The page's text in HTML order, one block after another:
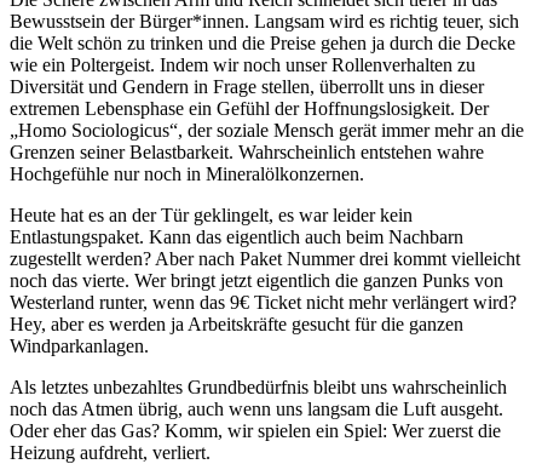
Bewusstsein der Bürger*innen. Langsam wird es richtig teuer, sich
die Welt schön zu trinken und die Preise gehen ja durch die Decke
wie ein Poltergeist. Indem wir noch unser Rollenverhalten zu
Diversität und Gendern in Frage stellen, überrollt uns in dieser
extremen Lebensphase ein Gefühl der Hoffnungslosigkeit. Der
„Homo Sociologicus“, der soziale Mensch gerät immer mehr an die
Grenzen seiner Belastbarkeit. Wahrscheinlich entstehen wahre
Hochgefühle nur noch in Mineralölkonzernen.
Heute hat es an der Tür geklingelt, es war leider kein
Entlastungspaket. Kann das eigentlich auch beim Nachbarn
zugestellt werden? Aber nach Paket Nummer drei kommt vielleicht
noch das vierte. Wer bringt jetzt eigentlich die ganzen Punks von
Westerland runter, wenn das 9€ Ticket nicht mehr verlängert wird?
Hey, aber es werden ja Arbeitskräfte gesucht für die ganzen
Windparkanlagen.
Als letztes unbezahltes Grundbedürfnis bleibt uns wahrscheinlich
noch das Atmen übrig, auch wenn uns langsam die Luft ausgeht.
Oder eher das Gas? Komm, wir spielen ein Spiel: Wer zuerst die
Heizung aufdreht, verliert.